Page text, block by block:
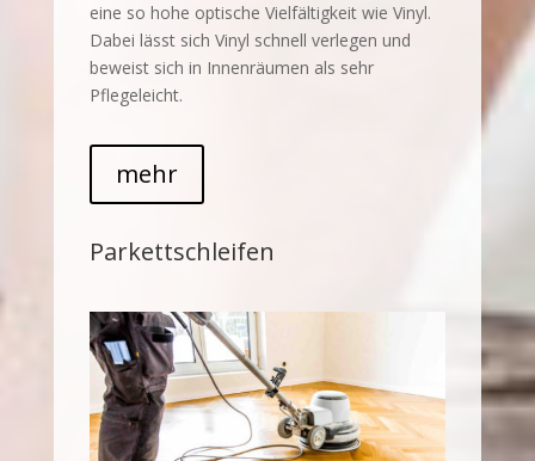
eine so hohe optische Vielfältigkeit wie Vinyl.
Dabei lässt sich Vinyl schnell verlegen und
beweist sich in Innenräumen als sehr
Pflegeleicht.
mehr
Parkettschleifen